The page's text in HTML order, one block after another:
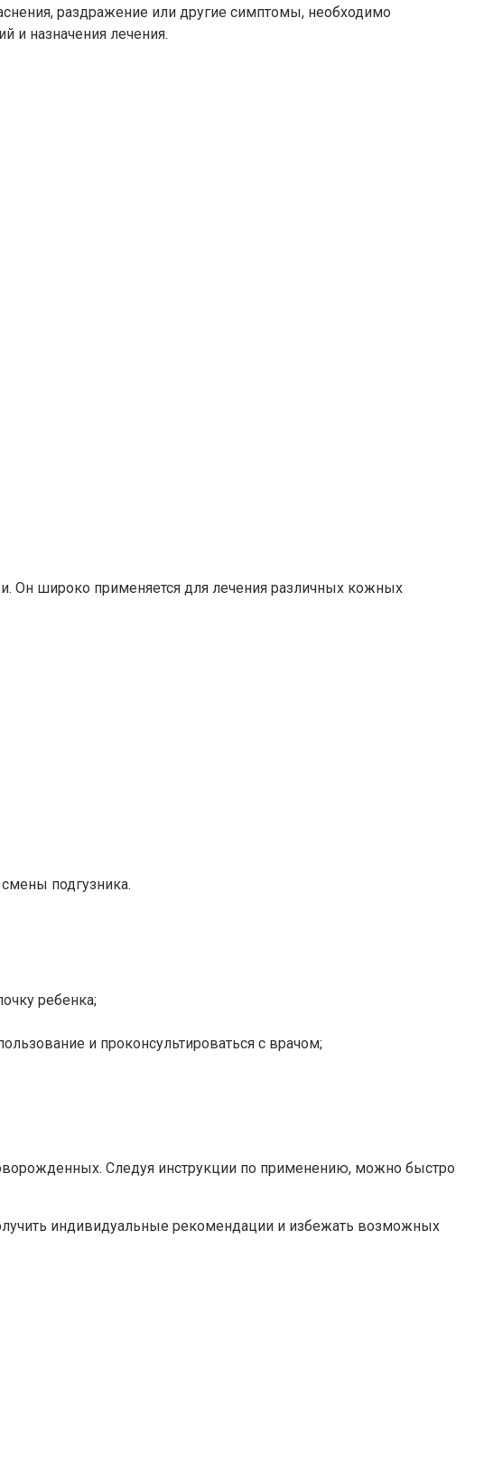
раздражение или другие симптомы, необходимо
и назначения лечения.
Он широко применяется для лечения различных кожных
подгузника.
ребенка;
и проконсультироваться с врачом;
Следуя инструкции по применению, можно быстро
индивидуальные рекомендации и избежать возможных